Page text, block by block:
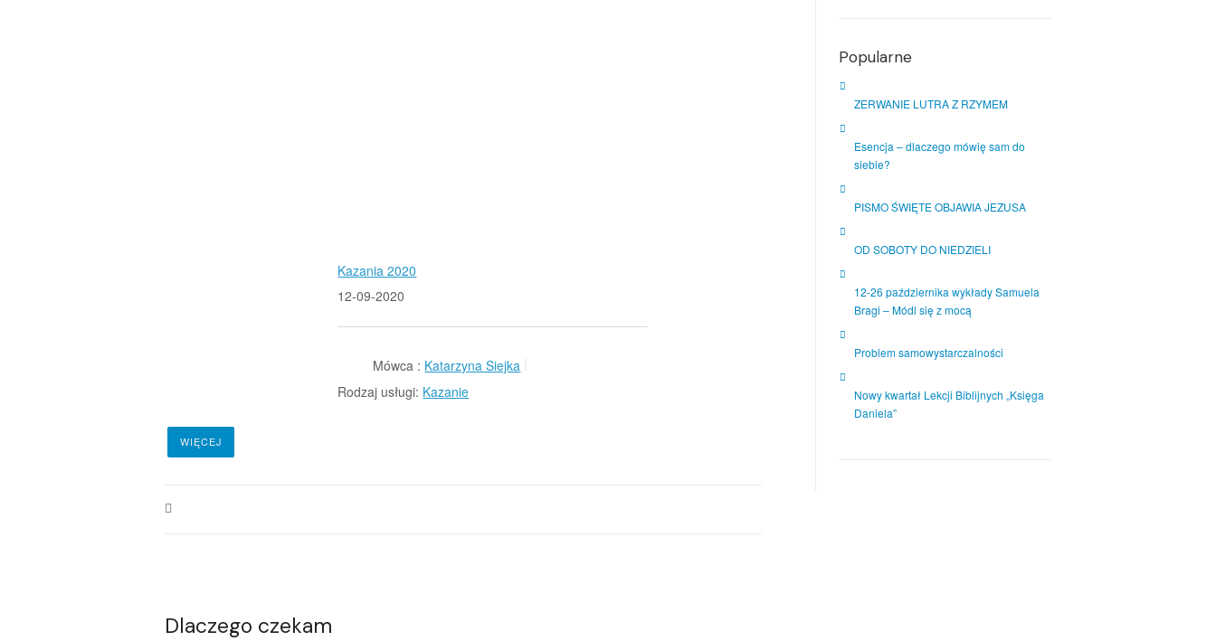
Kazania 2020
12-09-2020
Mówca : Katarzyna Siejka
Rodzaj usługi: Kazanie
WIĘCEJ
Dlaczego czekam
Popularne
ZERWANIE LUTRA Z RZYMEM
Esencja – dlaczego mówię sam do
siebie?
PISMO ŚWIĘTE OBJAWIA JEZUSA
OD SOBOTY DO NIEDZIELI
12-26 października wykłady Samuela
Bragi – Módl się z mocą
Problem samowystarczalności
Nowy kwartał Lekcji Biblijnych „Księga
Daniela”